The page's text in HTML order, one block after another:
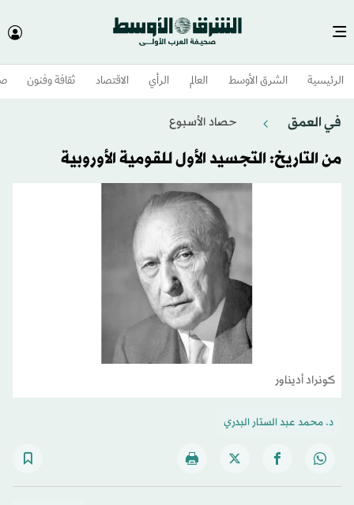
الرئيسية الشرق الأوسط​ العالم الرأي الاقتصاد ثقافة وفنون
في العمق حصاد الأسبوع
من التاريخ: التجسيد الأول للقومية الأوروبية
كونراد أديناور
د. محمد عبد الستار البدري